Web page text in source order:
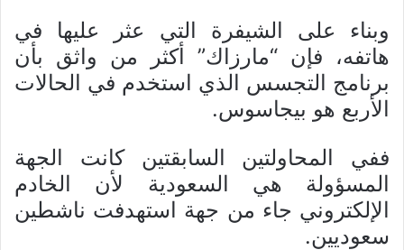
وبناء على الشيفرة التي عثر عليها في
هاتفه، فإن “مارزاك” أكثر من واثق بأن
برنامج التجسس الذي استخدم في الحالات
الأربع هو بيجاسوس.
ففي المحاولتين السابقتين كانت الجهة
المسؤولة هي السعودية لأن الخادم
الإلكتروني جاء من جهة استهدفت ناشطين
سعوديين.